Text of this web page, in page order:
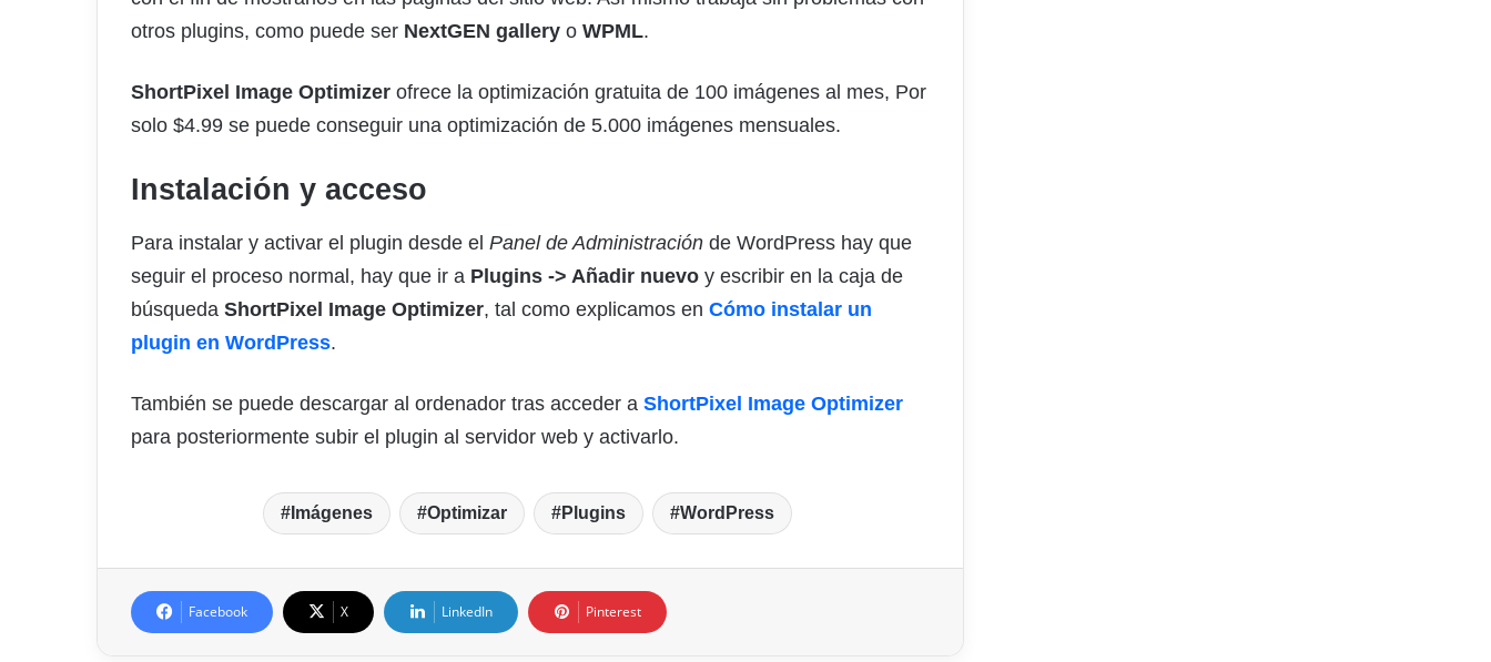
otros plugins, como puede ser NextGEN gallery o WPML.
ShortPixel Image Optimizer ofrece la optimización gratuita de 100 imágenes al mes, Por
solo $4.99 se puede conseguir una optimización de 5.000 imágenes mensuales.
Instalación y acceso
Para instalar y activar el plugin desde el Panel de Administración de WordPress hay que
seguir el proceso normal, hay que ir a Plugins -> Añadir nuevo y escribir en la caja de
búsqueda ShortPixel Image Optimizer, tal como explicamos en Cómo instalar un
plugin en WordPress.
También se puede descargar al ordenador tras acceder a ShortPixel Image Optimizer
para posteriormente subir el plugin al servidor web y activarlo.
Imágenes Optimizar Plugins WordPress
Facebook X LinkedIn Pinterest